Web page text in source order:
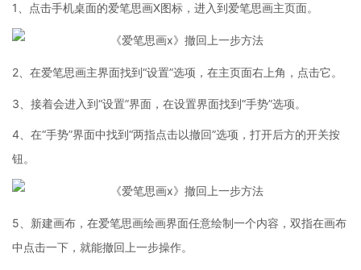
1、点击手机桌面的爱笔思画X图标，进入到爱笔思画主页面。
2、在爱笔思画主界面找到“设置”选项，在主页面右上角，点击它。
3、接着会进入到“设置”界面，在设置界面找到“手势”选项。
4、在“手势”界面中找到“两指点击以撤回”选项，打开后方的开关按
钮。
5、新建画布，在爱笔思画绘画界面任意绘制一个内容，双指在画布
中点击一下，就能撤回上一步操作。